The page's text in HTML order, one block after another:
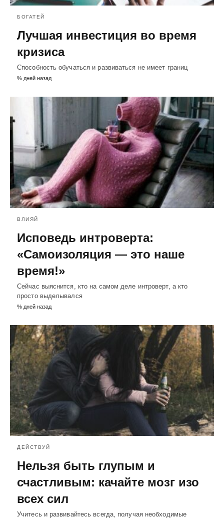
БОГАТЕЙ
Лучшая инвестиция во время
кризиса
Способность обучаться и развиваться не имеет границ
% дней назад
ВЛИЯЙ
Исповедь интроверта:
«Самоизоляция — это наше
время!»
Сейчас выяснится, кто на самом деле интроверт, а кто
просто выделывался
% дней назад
ДЕЙСТВУЙ
Нельзя быть глупым и
счастливым: качайте мозг изо
всех сил
Учитесь и развивайтесь всегда, получая необходимые